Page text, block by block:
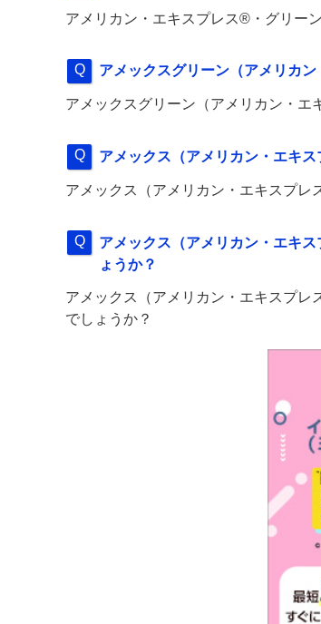
アメリカン・エキスプレス®・グリー
アメックスグリーン（アメリカ
アメックスグリーン（アメリカン・エ
アメックス（アメリカン・エキ
アメックス（アメリカン・エキスプレ
アメックス（アメリカン・エキ
ょうか？
アメックス（アメリカン・エキスプ
でしょうか？